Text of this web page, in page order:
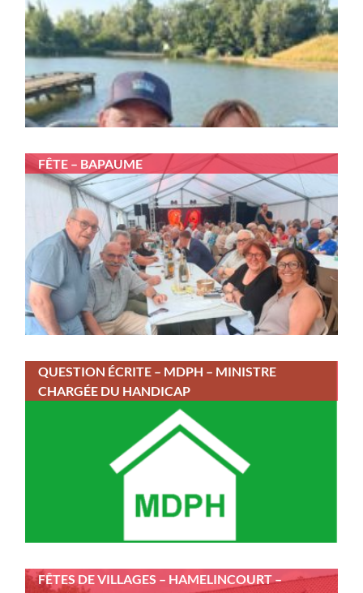
FÊTE – BAPAUME
QUESTION ÉCRITE – MDPH – MINISTRE
CHARGÉE DU HANDICAP
FÊTES DE VILLAGES – HAMELINCOURT –